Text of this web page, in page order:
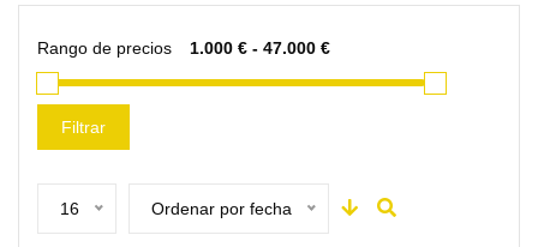
Rango de precios
Filtrar
16 Ordenar por fecha